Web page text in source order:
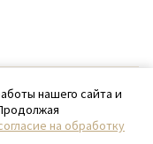
87
нашего сайта и
на обработку